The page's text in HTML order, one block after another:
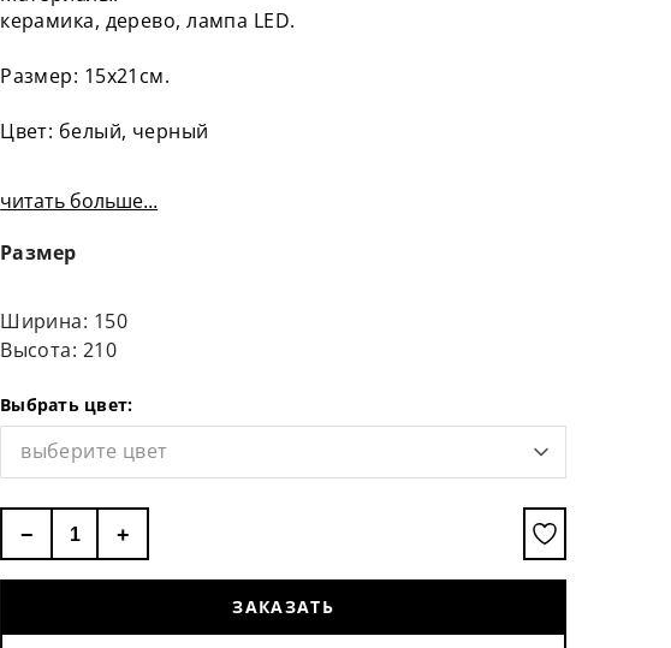
керамика, дерево, лампа LED.
Размер: 15х21см.
Цвет: белый, черный
читать больше...
Размер
Ширина: 150
Высота: 210
Выбрать цвет:
выберите цвет
− +
ЗАКАЗАТЬ